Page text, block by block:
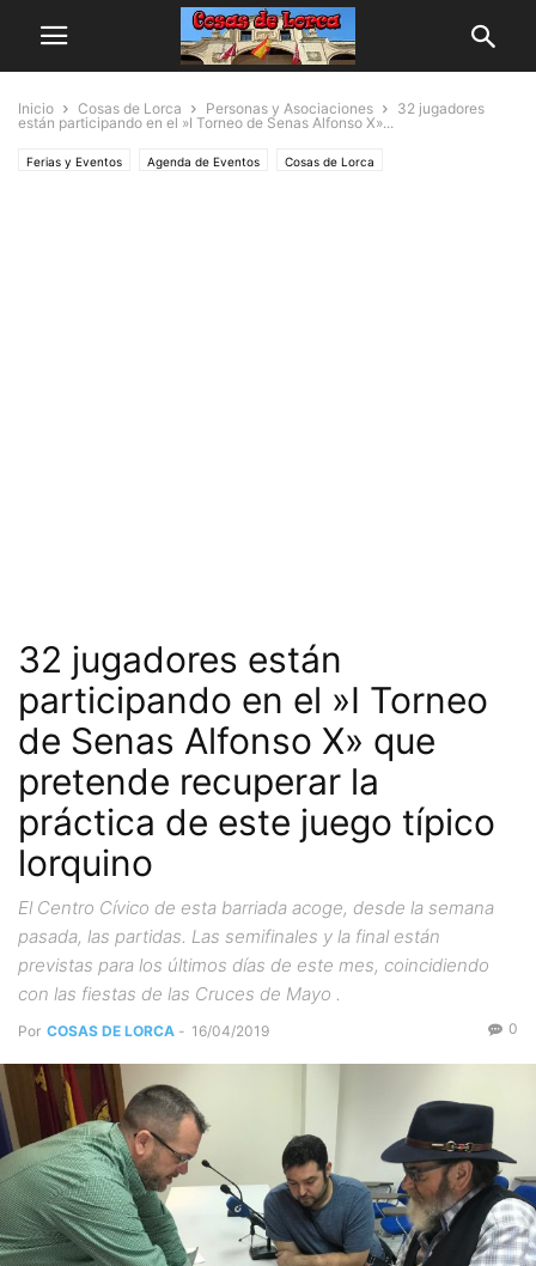
Inicio Cosas de Lorca Personas y Asociaciones
32 jugadores
están participando en el »I Torneo de Senas Alfonso X»...
Ferias y Eventos Agenda de Eventos Cosas de Lorca
32 jugadores están
participando en el »I Torneo
de Senas Alfonso X» que
pretende recuperar la
práctica de este juego típico
lorquino
El Centro Cívico de esta barriada acoge, desde la semana
pasada, las partidas. Las semifinales y la final están
previstas para los últimos días de este mes, coincidiendo
con las fiestas de las Cruces de Mayo .
Por COSAS DE LORCA - 16/04/2019 0